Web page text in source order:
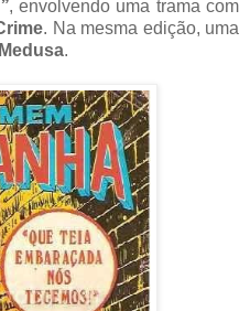
, envolvendo uma trama com
. Na mesma edição, uma
Medusa.